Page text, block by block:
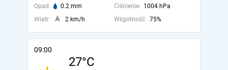
Opad: 0.2 mm Ciśnienie: 1004 hPa
Wiatr:
2 km/h Wilgotność: 75%
09:00
27°C